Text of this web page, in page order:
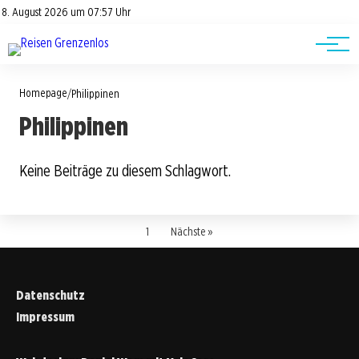
8. August 2026 um 07:57 Uhr
Datenschutz
Road Trips
Reisetipps
Homepage/Philippinen
Philippinen
Keine Beiträge zu diesem Schlagwort.
1 Nächste »
Datenschutz
Impressum